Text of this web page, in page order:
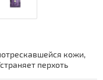
кожи,
перхоть